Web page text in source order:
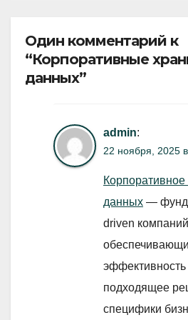
Один комментарий к
“Корпоративные
данных”
admin:
22 ноября, 2025
данных —
driven
подходящее
специфики